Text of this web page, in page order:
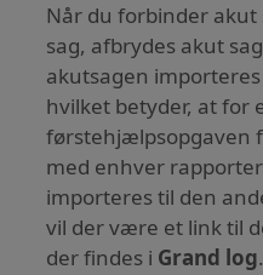
Når du forbinder akut
sag, afbrydes akut
akutsagen
hvilket betyder, at for
førstehjælpsopgaven
med enhver
importeres til den
vil der være et link til
der findes i Grand log.